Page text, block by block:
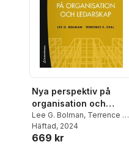
Nya perspektiv på
organisation och
ledarskap
Lee G. Bolman, Terrence E.
Deal
Häftad, 2024
669 kr